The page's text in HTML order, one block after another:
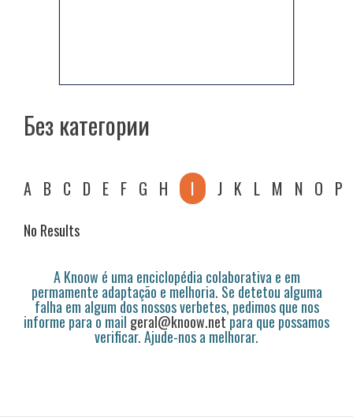
Без категории
A B C D E F G H I J K L M N O P
No Results
A Knoow é uma enciclopédia colaborativa e em
permamente adaptação e melhoria. Se detetou alguma
falha em algum dos nossos verbetes, pedimos que nos
informe para o mail geral@knoow.netpara que possamos
verificar. Ajude-nos a melhorar.